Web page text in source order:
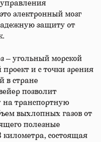
электронный мозг
защиту от
– угольный морской
и с точки зрения
в стране
позволит
на транспортную
выхлопных газов от
полезные
состоящая